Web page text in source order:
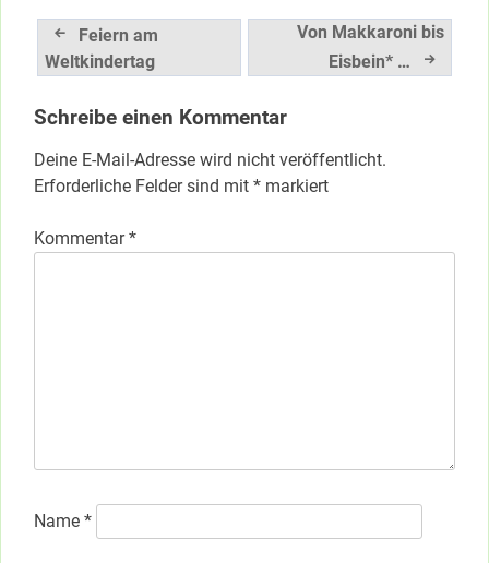
Beitragsnavigation
Feiern am
Weltkindertag
Von Makkaroni bis
Eisbein* …
Schreibe einen Kommentar
Deine E-Mail-Adresse wird nicht veröffentlicht.
Erforderliche Felder sind mit * markiert
Kommentar*
Name *